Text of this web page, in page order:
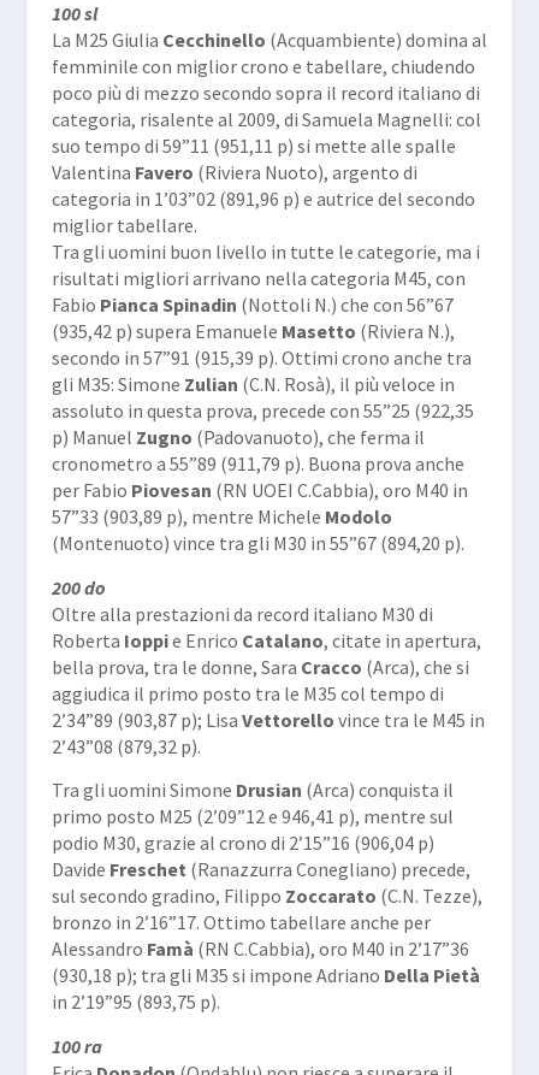
100 sl
La M25 Giulia Cecchinello (Acquambiente) domina al
femminile con miglior crono e tabellare, chiudendo
poco più di mezzo secondo sopra il record italiano di
categoria, risalente al 2009, di Samuela Magnelli: col
suo tempo di 59”11 (951,11 p) si mette alle spalle
Valentina Favero (Riviera Nuoto), argento di
categoria in 1’03”02 (891,96 p) e autrice del secondo
miglior tabellare.
Tra gli uomini buon livello in tutte le categorie, ma i
risultati migliori arrivano nella categoria M45, con
Fabio Pianca Spinadin (Nottoli N.) che con 56”67
(935,42 p) supera Emanuele Masetto (Riviera N.),
secondo in 57”91 (915,39 p). Ottimi crono anche tra
gli M35: Simone Zulian (C.N. Rosà), il più veloce in
assoluto in questa prova, precede con 55”25 (922,35
p) Manuel Zugno (Padovanuoto), che ferma il
cronometro a 55”89 (911,79 p). Buona prova anche
per Fabio Piovesan (RN UOEI C.Cabbia), oro M40 in
57”33 (903,89 p), mentre Michele Modolo
(Montenuoto) vince tra gli M30 in 55”67 (894,20 p).
200 do
Oltre alla prestazioni da record italiano M30 di
Roberta Ioppie Enrico Catalano, citate in apertura,
bella prova, tra le donne, Sara Cracco (Arca), che si
aggiudica il primo posto tra le M35 col tempo di
2’34”89 (903,87 p); Lisa Vettorello vince tra le M45 in
2’43”08 (879,32 p).
Tra gli uomini Simone Drusian (Arca) conquista il
primo posto M25 (2’09”12 e 946,41 p), mentre sul
podio M30, grazie al crono di 2’15”16 (906,04 p)
Davide Freschet (Ranazzurra Conegliano) precede,
sul secondo gradino, Filippo Zoccarato (C.N. Tezze),
bronzo in 2’16”17. Ottimo tabellare anche per
Alessandro Famà (RN C.Cabbia), oro M40 in 2’17”36
(930,18 p); tra gli M35 si impone Adriano Della Pietà
in 2’19”95 (893,75 p).
100 ra